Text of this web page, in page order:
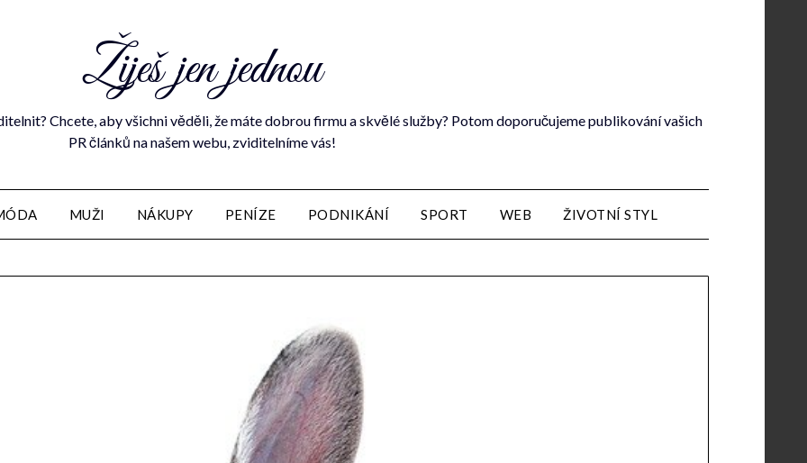
Žiješ jen jednou
Chcete, aby všichni věděli, že máte dobrou firmu a skvělé služby? Potom doporučujeme publikování vašich
PR článků na našem webu, zviditelníme vás!
MUŽI NÁKUPY PENÍZE PODNIKÁNÍ SPORT WEB ŽIVOTNÍ STYL